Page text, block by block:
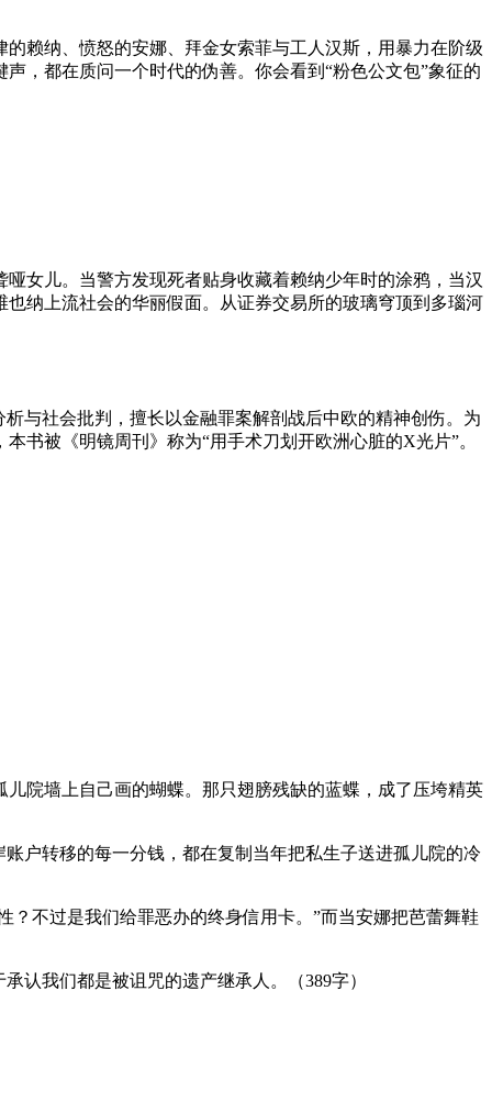
赖纳、愤怒的安娜、拜金女索菲与工人汉斯，用暴力在阶级
，都在质问一个时代的伪善。你会看到“粉色公文包”象征的
女儿。当警方发现死者贴身收藏着赖纳少年时的涂鸦，当汉
纳上流社会的华丽假面。从证券交易所的玻璃穹顶到多瑙河
与社会批判，擅长以金融罪案解剖战后中欧的精神创伤。为
书被《明镜周刊》称为“用手术刀划开欧洲心脏的X光片”。
院墙上自己画的蝴蝶。那只翅膀残缺的蓝蝶，成了压垮精英
户转移的每一分钱，都在复制当年把私生子送进孤儿院的冷
？不过是我们给罪恶办的终身信用卡。”而当安娜把芭蕾舞鞋
认我们都是被诅咒的遗产继承人。（389字）